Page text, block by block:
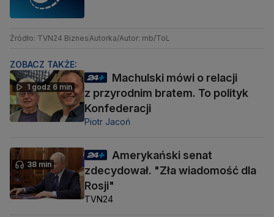
Źródło: TVN24 BiznesAutorka/Autor: mb/ToL
ZOBACZ TAKŻE:
1 godz 6 min
Machulski mówi o relacji
z przyrodnim bratem. To polityk
Konfederacji
Piotr Jacoń
38 min
Amerykański senat
zdecydował. "Zła wiadomość dla
Rosji"
TVN24